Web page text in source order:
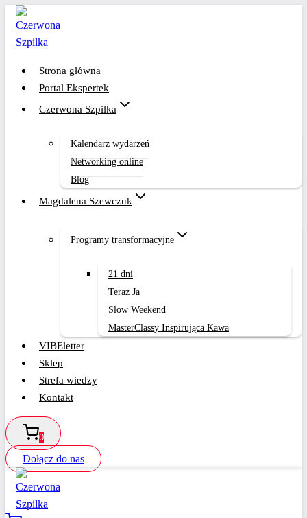
Przejdź
treści
Strona główna
Portal Ekspertek
Czerwona Szpilka
Kalendarz wydarzeń
Networking online
Blog
Magdalena Szewczuk
Programy transformacyjne
21 dni
Teraz Ja
Slow Weekend
MasterClassy Inspirująca Kawa
VIBEletter
Sklep
Strefa wiedzy
Kontakt
0
Dołącz do nas